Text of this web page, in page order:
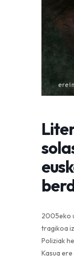
2005eko
tragikoa
Poliziak
Kasua